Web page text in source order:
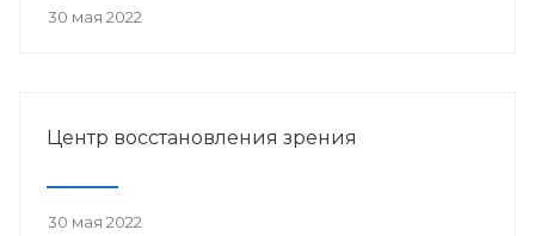
30 мая 2022
Центр восстановления зрения
30 мая 2022